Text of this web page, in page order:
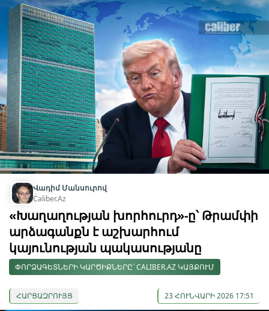
Վադիմ Մանսուրով
Caliber.Az
«Խաղաղության խորհուրդ»-ը՝ Թրամփի
արձագանքն է աշխարհում
կայունության պակասությանը
ՓՈՐՁԱԳԵՏՆԵՐԻ ԿԱՐԾԻՔՆԵՐԸ՝ CALIBER.AZ ԿԱՅՔՈՒՄ
ՀԱՐՑԱԶՐՈՒՅՑ 23 ՀՈՒՆՎԱՐԻ 2026 17:51